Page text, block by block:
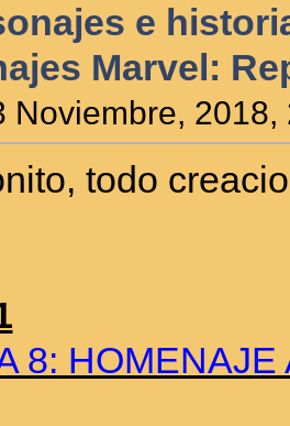
e
Marvel:
Noviembre, 2018,
todo
8: HOMENAJE